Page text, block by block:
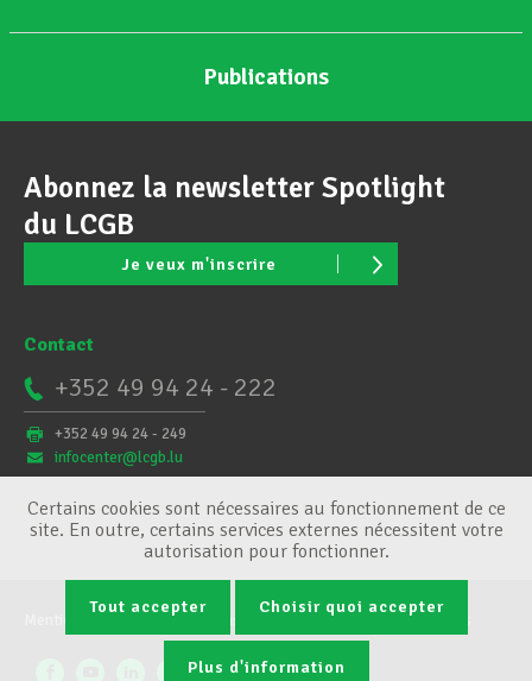
Publications
Abonnez la newsletter Spotlight
du LCGB
Je veux m'inscrire
Contact
+352 49 94 24 - 222
+352 49 94 24 - 249
infocenter@lcgb.lu
Conditions générales Gestion des cookies
Certains cookies sont nécessaires au fonctionnement de ce
site. En outre, certains services externes nécessitent votre
autorisation pour fonctionner.
Tout accepter Choisir quoi accepter
Plus d'information